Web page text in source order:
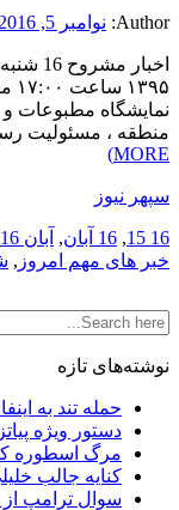
Author: نوامبر 5, 2016
نمایشگاه مطبوعات
منطقه ، مسئولیت
MORE)
سپهر نیوز
16 15
, 16 آبان , آبان 16
خبر های مهم امروز ,
نوشته‌های تازه
حمله تند به
دستور ویژه
مرگ اسطوره
کنایه جالب
سوال ترامپ از